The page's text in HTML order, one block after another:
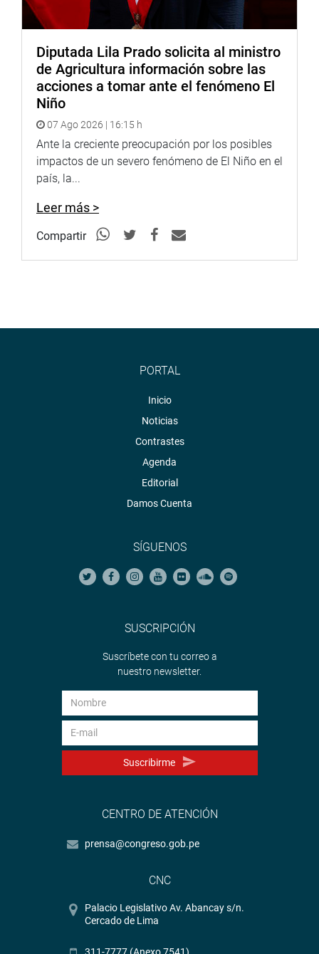
Diputada Lila Prado solicita al ministro
de Agricultura información sobre las
acciones a tomar ante el fenómeno El
Niño
07 Ago 2026 | 16:15 h
Ante la creciente preocupación por los posibles
impactos de un severo fenómeno de El Niño en el
país, la...
Leer más >
Compartir
PORTAL
Inicio
Noticias
Contrastes
Agenda
Editorial
Damos Cuenta
SÍGUENOS
SUSCRIPCIÓN
Suscríbete con tu correo a
nuestro newsletter.
Suscribirme
CENTRO DE ATENCIÓN
prensa@congreso.gob.pe
CNC
Palacio Legislativo Av. Abancay s/n.
Cercado de Lima